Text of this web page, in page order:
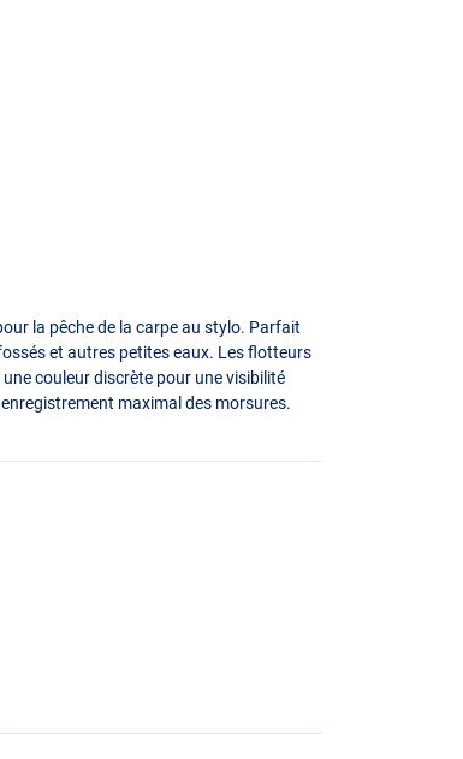
la pêche de la carpe au stylo. Parfait
et autres petites eaux. Les flotteurs
couleur discrète pour une visibilité
maximal des morsures.